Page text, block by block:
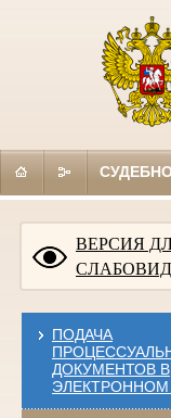
ВЕРСИЯ
ПОДАЧА
ДОКУМЕНТОВ В
ЭЛЕКТРОННОМ